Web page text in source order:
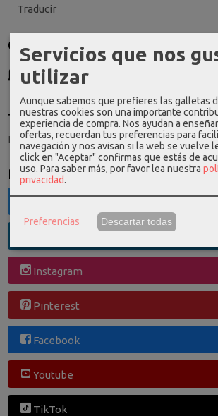
Costes de Envío
GRATIS *
Consultar Destinos
Tu Carrito (0)
El carrito de la compra está vacío
Redes Sociales
Instagram
Pinterest
Facebook
Youtube
TikTok
Servicios que nos
utilizar
Aunque sabemos que prefieres las galletas
nuestras cookies son una importante
experiencia de compra. Nos ayudan a
ofertas, recuerdan tus preferencias para
navegación y nos avisan si la web se vuelve
click en "Aceptar" confirmas que estás de
uso. Para saber más, por favor lea nuestra
privacidad.
Preferencias Descartar todas